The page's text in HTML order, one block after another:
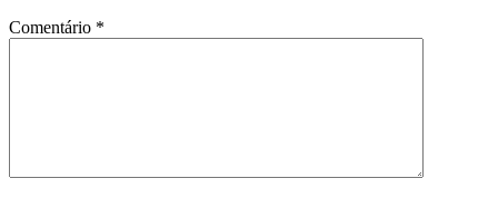
Comentário *